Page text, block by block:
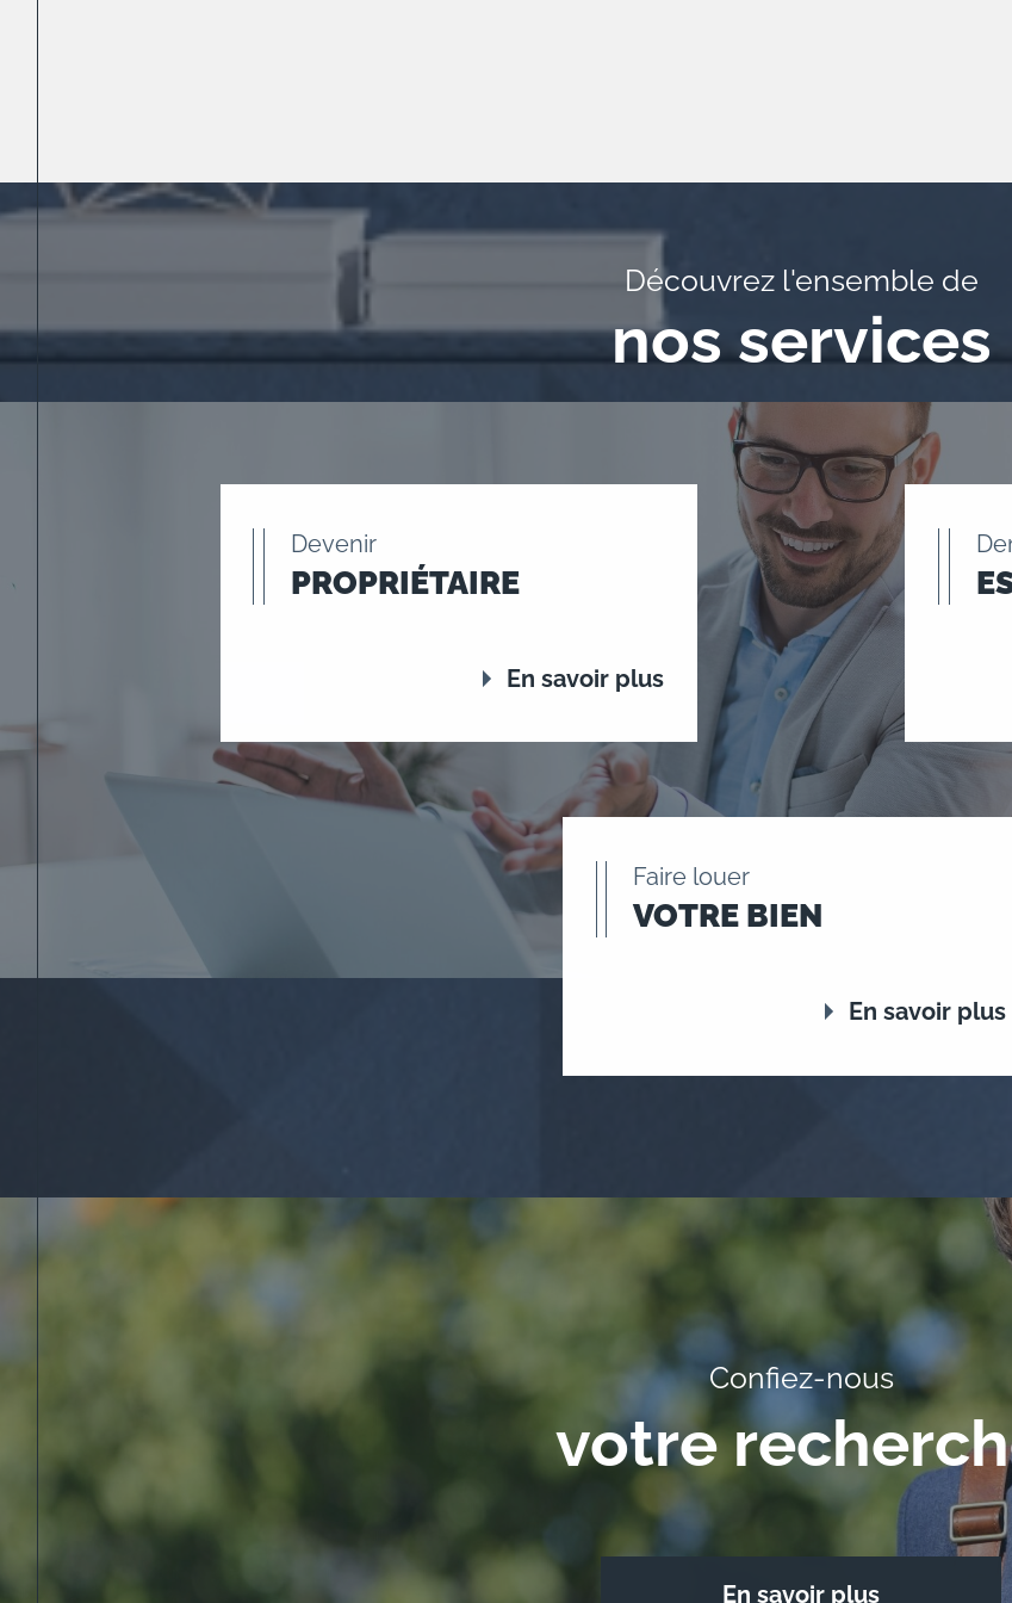
Découvrez l'ensemble de
nos services
Devenir
PROPRIÉTAIRE
En savoir plus
Faire louer
VOTRE BIEN
En savoir plus
Confiez-nous
votre
En savoir plus